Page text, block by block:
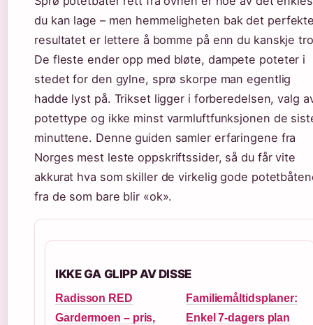
du kan lage – men hemmeligheten bak det
resultatet er lettere å bomme på enn du kanskje
De fleste ender opp med bløte, dampete poteter i
stedet for den gylne, sprø skorpe man egentlig
hadde lyst på. Trikset ligger i forberedelsen, valg
potettype og ikke minst varmluftfunksjonen de
minuttene. Denne guiden samler erfaringene fra
Norges mest leste oppskriftssider, så du får vite
akkurat hva som skiller de virkelig gode
fra de som bare blir «ok».
IKKE GA GLIPP AV DISSE
Radisson RED
Gardermoen – pris,
Familiemåltidsplaner:
Enkel 7-dagers plan